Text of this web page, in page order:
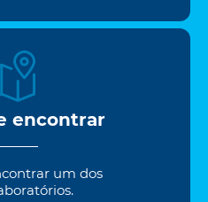
encontrar
um dos